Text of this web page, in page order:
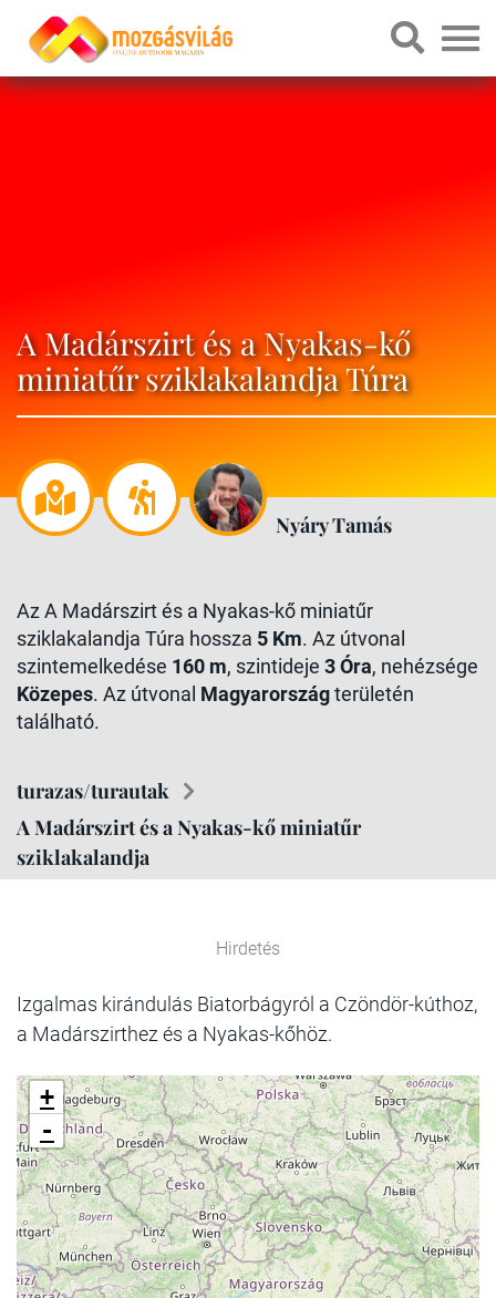
A Madárszirt és a Nyakas-kő
miniatűr sziklakalandja Túra
Nyáry Tamás
Az A Madárszirt és a Nyakas-kő miniatűr
sziklakalandja Túra hossza 5 Km. Az útvonal
szintemelkedése 160 m, szintideje 3 Óra, nehézsége
Közepes. Az útvonal Magyarországterületén
található.
turazas/turautak
A Madárszirt és a Nyakas-kő miniatűr
sziklakalandja
Hirdetés
Izgalmas kirándulás Biatorbágyról a Czöndör-kúthoz,
a Madárszirthez és a Nyakas-kőhöz.
+
-